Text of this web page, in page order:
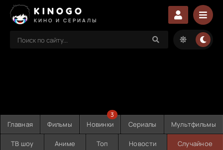
KINOGO
КИНО И СЕРИАЛЫ
Главная Фильмы Новинки
3
Сериалы Мультфильмы
ТВ шоу Аниме Топ Новости Случайное